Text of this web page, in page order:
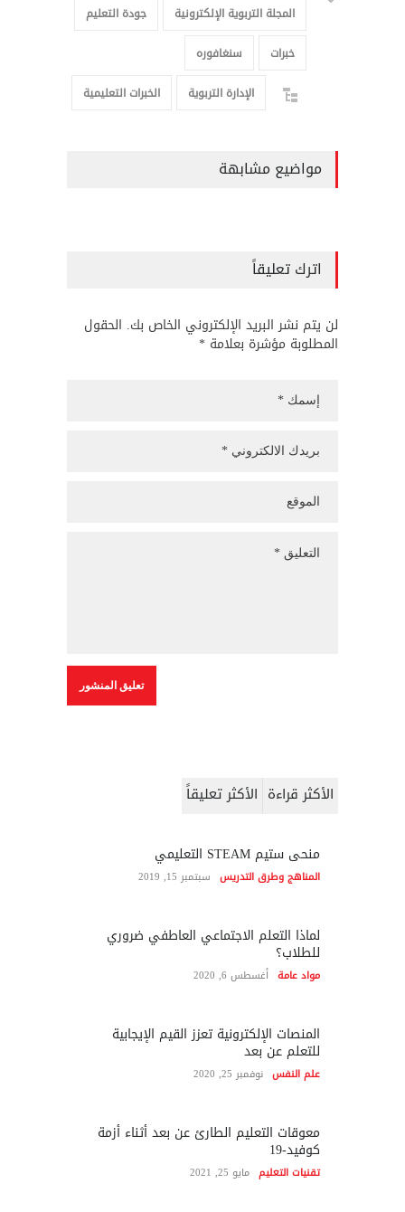
المجلة التربوية الإلكترونية
جودة التعليم
خبرات
سنغافوره
الإدارة التربوية
الخبرات التعليمية
مواضيع مشابهة
اترك تعليقاً
لن يتم نشر البريد الإلكتروني الخاص بك. الحقول
المطلوبة مؤشرة بعلامة *
الأكثر قراءة الأكثر تعليقاً
منحى ستيم STEAM التعليمي
المناهج وطرق التدريس سبتمبر 15, 2019
لماذا التعلم الاجتماعي العاطفي ضروري
للطلاب؟
مواد عامة أغسطس 6, 2020
المنصات الإلكترونية تعزز القيم الإيجابية
للتعلم عن بعد
علم النفس نوفمبر 25, 2020
معوقات التعليم الطارئ عن بعد أثناء أزمة
كوفيد-19
تقنيات التعليم مايو 25, 2021